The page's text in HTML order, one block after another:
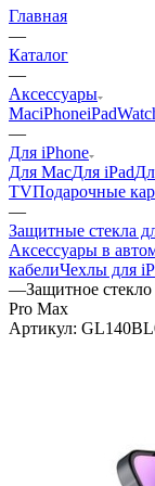
Главная
—
Каталог
—
Аксессуары
MaciPhoneiPad
—
Для iPhone
Для MacДля iPad
TVПодарочные
—
Защитные стекла
Аксессуары в
кабелиЧехлы для
—Защитное
Pro Max
Артикул: